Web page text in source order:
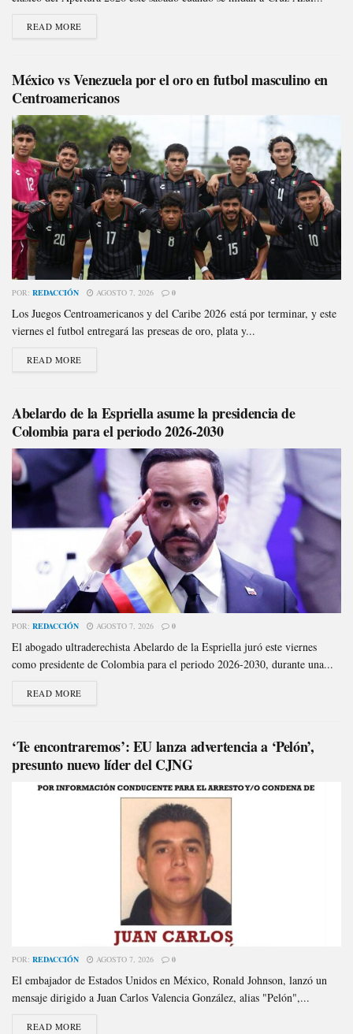
READ MORE
México vs Venezuela por el oro en futbol masculino en
Centroamericanos
POR: REDACCIÓN AGOSTO 7, 2026 0
Los Juegos Centroamericanos y del Caribe 2026 está por terminar, y este
viernes el futbol entregará las preseas de oro, plata y...
READ MORE
Abelardo de la Espriella asume la presidencia de
Colombia para el periodo 2026-2030
POR: REDACCIÓN AGOSTO 7, 2026 0
El abogado ultraderechista Abelardo de la Espriella juró este viernes
como presidente de Colombia para el periodo 2026-2030, durante una...
READ MORE
‘Te encontraremos’: EU lanza advertencia a ‘Pelón’,
presunto nuevo líder del CJNG
POR: REDACCIÓN AGOSTO 7, 2026 0
El embajador de Estados Unidos en México, Ronald Johnson, lanzó un
mensaje dirigido a Juan Carlos Valencia González, alias "Pelón",...
READ MORE